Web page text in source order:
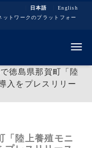
日本語
English
トワークのプラットフォー
徳島県那賀町「陸
入をプレスリリー
「陸上養殖モニ